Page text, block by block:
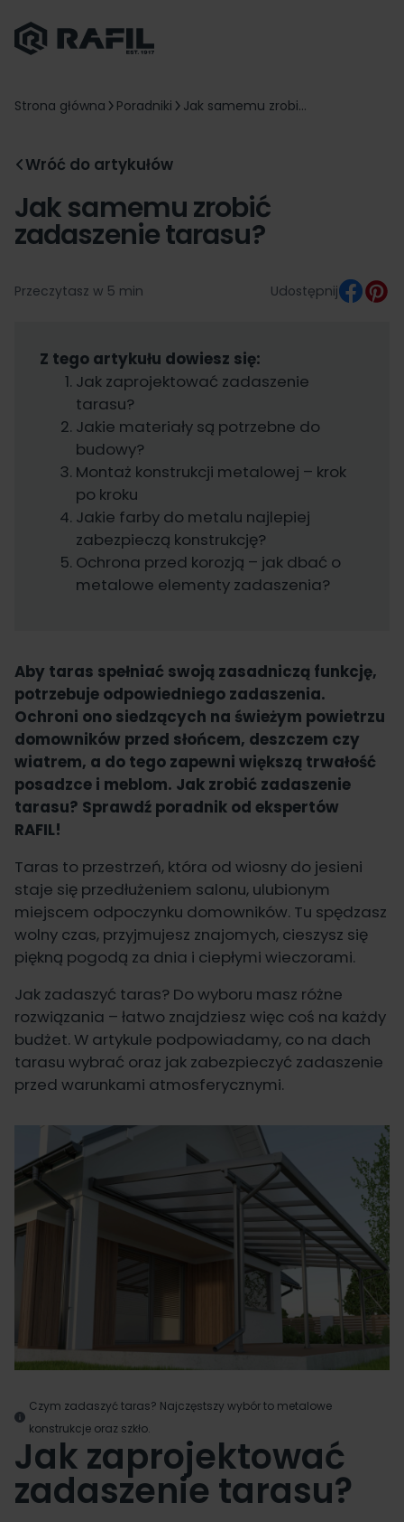
Strona główna Poradniki Jak samemu zrobi...
Wróć do artykułów
Jak samemu zrobić
zadaszenie tarasu?
Przeczytasz w 5 min Udostępnij
Z tego artykułu dowiesz się:
Jak zaprojektować zadaszenie
tarasu?
Jakie materiały są potrzebne do
budowy?
Montaż konstrukcji metalowej – krok
po kroku
Jakie farby do metalu najlepiej
zabezpieczą konstrukcję?
Ochrona przed korozją – jak dbać o
metalowe elementy zadaszenia?
Aby taras spełniać swoją zasadniczą funkcję,
potrzebuje odpowiedniego zadaszenia.
Ochroni ono siedzących na świeżym powietrzu
domowników przed słońcem, deszczem czy
wiatrem, a do tego zapewni większą trwałość
posadzce i meblom. Jak zrobić zadaszenie
tarasu? Sprawdź poradnik od ekspertów
RAFIL!
Taras to przestrzeń, która od wiosny do jesieni
staje się przedłużeniem salonu, ulubionym
miejscem odpoczynku domowników. Tu spędzasz
wolny czas, przyjmujesz znajomych, cieszysz się
piękną pogodą za dnia i ciepłymi wieczorami.
Jak zadaszyć taras? Do wyboru masz różne
rozwiązania – łatwo znajdziesz więc coś na każdy
budżet. W artykule podpowiadamy, co na dach
tarasu wybrać oraz jak zabezpieczyć zadaszenie
przed warunkami atmosferycznymi.
Czym zadaszyć taras? Najczęstszy wybór to metalowe
konstrukcje oraz szkło.
Jak zaprojektować
zadaszenie tarasu?